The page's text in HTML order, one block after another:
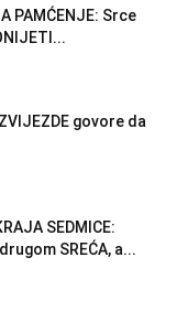
PAMĆENJE: Srce
govore da
SEDMICE:
SREĆA, a...